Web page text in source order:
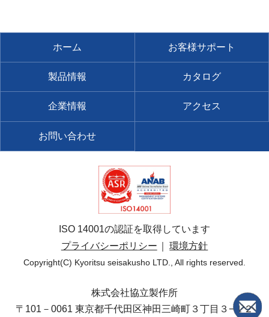
ホーム お客様サポート
製品情報 カタログ
企業情報 アクセス
お問い合わせ
ISO 14001の認証を取得しています
プライバシーポリシー
環境方針
Copyright(C) Kyoritsu seisakusho LTD., All rights reserved.
株式会社協立製作所
〒101－0061 東京都千代田区神田三崎町３丁目３−１２